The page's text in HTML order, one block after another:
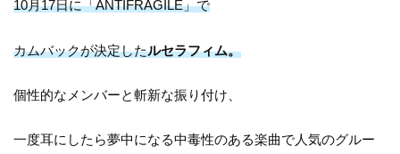
10月17日に「ANTIFRAGILE」で
カムバックが決定したルセラフィム。
個性的なメンバーと斬新な振り付け、
一度耳にしたら夢中になる中毒性のある楽曲で人気のグルー